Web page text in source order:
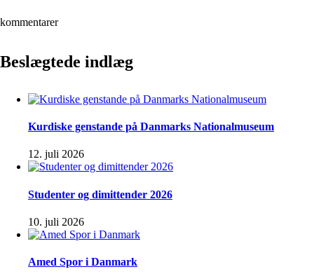
kommentarer
Beslægtede indlæg
Kurdiske genstande på Danmarks Nationalmuseum
12. juli 2026
Studenter og dimittender 2026
10. juli 2026
Amed Spor i Danmark